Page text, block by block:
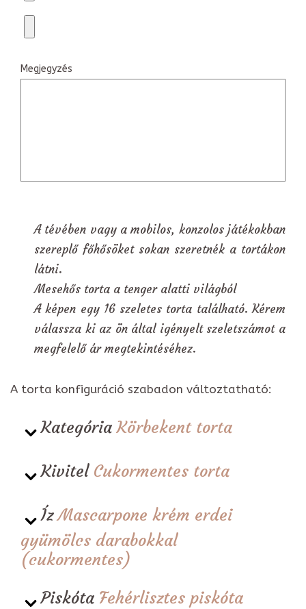
Megjegyzés
A tévében vagy a mobilos, konzolos játékokban
szereplő főhősöket sokan szeretnék a tortákon
látni.
Mesehős torta a tenger alatti világból
A képen egy 16 szeletes torta található. Kérem
válassza ki az ön által igényelt szeletszámot a
megfelelő ár megtekintéséhez.
A torta konfiguráció szabadon változtatható:
KategóriaKörbekent torta
Kivitel Cukormentes torta
ÍzMascarpone krém erdei
gyümölcs darabokkal
(cukormentes)
Piskóta Fehérlisztes piskóta